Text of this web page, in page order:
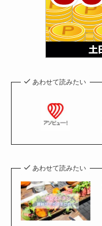
あわせて読みたい
あわせて読みたい